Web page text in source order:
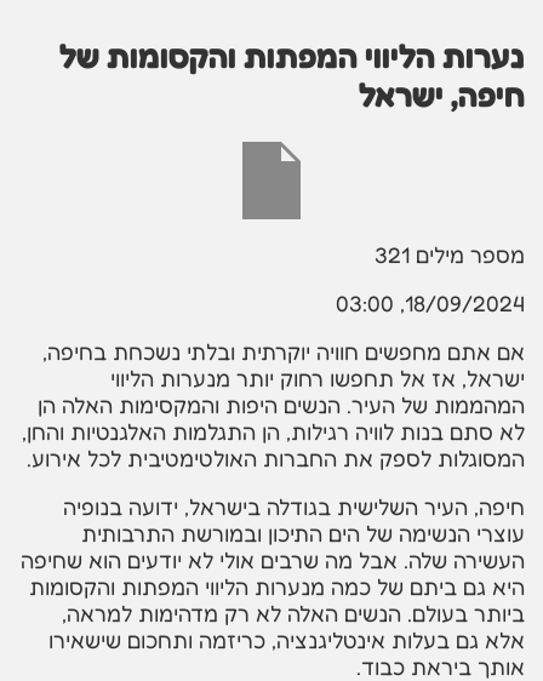
נערות הליווי המפתות והקסומות של
חיפה, ישראל
מספר מילים 321
18/09/2024, 03:00
אם אתם מחפשים חוויה יוקרתית ובלתי נשכחת בחיפה,
ישראל, אז אל תחפשו רחוק יותר מנערות הליווי
המהממות של העיר. הנשים היפות והמקסימות האלה הן
לא סתם בנות לוויה רגילות, הן התגלמות האלגנטיות והחן,
המסוגלות לספק את החברות האולטימטיבית לכל אירוע.
חיפה, העיר השלישית בגודלה בישראל, ידועה בנופיה
עוצרי הנשימה של הים התיכון ובמורשת התרבותית
העשירה שלה. אבל מה שרבים אולי לא יודעים הוא שחיפה
היא גם ביתם של כמה מנערות הליווי המפתות והקסומות
ביותר בעולם. הנשים האלה לא רק מדהימות למראה,
אלא גם בעלות אינטליגנציה, כריזמה ותחכום שישאירו
אותך ביראת כבוד.